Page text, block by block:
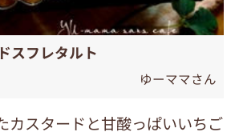
スフレタルト
ゆーママさん
カスタードと甘酸っぱいいちご